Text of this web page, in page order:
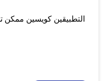
التطبيقين كويسين ممكن